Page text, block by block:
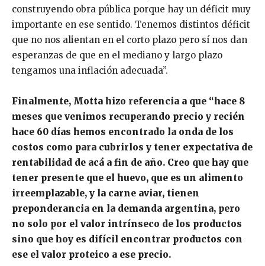
construyendo obra pública porque hay un déficit muy
importante en ese sentido. Tenemos distintos déficit
que no nos alientan en el corto plazo pero sí nos dan
esperanzas de que en el mediano y largo plazo
tengamos una inflación adecuada”.
Finalmente, Motta hizo referencia a que “hace 8
meses que venimos recuperando precio y recién
hace 60 días hemos encontrado la onda de los
costos como para cubrirlos y tener expectativa de
rentabilidad de acá a fin de año. Creo que hay que
tener presente que el huevo, que es un alimento
irreemplazable, y la carne aviar, tienen
preponderancia en la demanda argentina, pero
no solo por el valor intrínseco de los productos
sino que hoy es difícil encontrar productos con
ese el valor proteico a ese precio.